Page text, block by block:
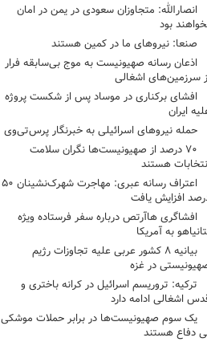
انصارالله: متجاوزان سعودی در یمن در امان
بود
صنعا: نیروهای ما در کمین‌ هستند
اذعان رسانه صهیونیست به موج بی‌سابقه فرار
سرزمین‌های اشغالی
افشای برکناری در موساد پس از شکست پروژه
ایران
حمله نیروهای اسرائیلی به خبرنگار پرس‌تی‌وی
۷۰ درصد از صهیونیست‌ها نگران سلامت
هستند
اعتراف رسانه عبری: مهاجرت شهرک‌نشینان ۵۰
افزایش یافت
افشاگری هاآرتص درباره سفر فرستاده ویژه
به آمریکا
بیانیه ۸ کشور عربی علیه تجاوزات رژیم
در غزه
ترکیه: تروریسم اسرائیل در کرانه باختری و
اشغالی ادامه دارد
یک‌ سوم صهیونیست‌ها در برابر حملات موشکی
دفاع هستند